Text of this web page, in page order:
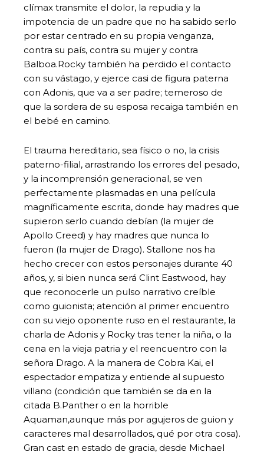
clímax transmite el dolor, la repudia y la
impotencia de un padre que no ha sabido serlo
por estar centrado en su propia venganza,
contra su país, contra su mujer y contra
Balboa.Rocky también ha perdido el contacto
con su vástago, y ejerce casi de figura paterna
con Adonis, que va a ser padre; temeroso de
que la sordera de su esposa recaiga también en
el bebé en camino.
El trauma hereditario, sea físico o no, la crisis
paterno-filial, arrastrando los errores del pesado,
y la incomprensión generacional, se ven
perfectamente plasmadas en una película
magníficamente escrita, donde hay madres que
supieron serlo cuando debían (la mujer de
Apollo Creed) y hay madres que nunca lo
fueron (la mujer de Drago). Stallone nos ha
hecho crecer con estos personajes durante 40
años, y, si bien nunca será Clint Eastwood, hay
que reconocerle un pulso narrativo creíble
como guionista; atención al primer encuentro
con su viejo oponente ruso en el restaurante, la
charla de Adonis y Rocky tras tener la niña, o la
cena en la vieja patria y el reencuentro con la
señora Drago. A la manera de Cobra Kai, el
espectador empatiza y entiende al supuesto
villano (condición que también se da en la
citada B.Panther o en la horrible
Aquaman,aunque más por agujeros de guion y
caracteres mal desarrollados, qué por otra cosa).
Gran cast en estado de gracia, desde Michael